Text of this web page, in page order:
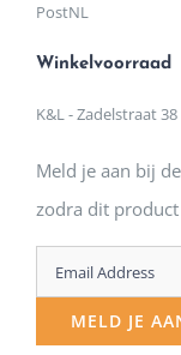
PostNL
Winkelvoorraad
K&L - Zadelstraat 38
Meld je aan bij
zodra dit
Enter
your
email
MELD JE